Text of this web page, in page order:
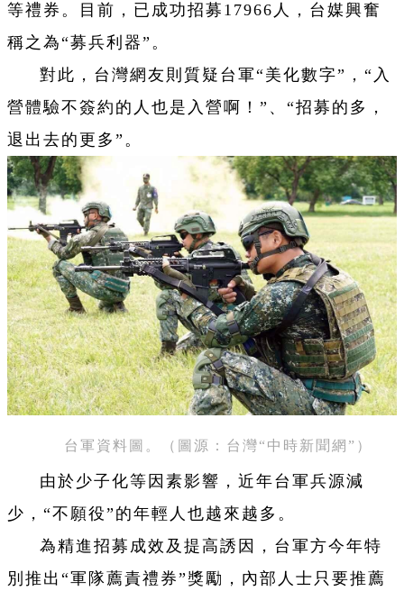
等禮券。目前，已成功招募17966人，台媒興奮
稱之為“募兵利器”。
對此，台灣網友則質疑台軍“美化數字”，“入
營體驗不簽約的人也是入營啊！”、“招募的多，
退出去的更多”。
台軍資料圖。（圖源：台灣“中時新聞網”）
由於少子化等因素影響，近年台軍兵源減
少，“不願役”的年輕人也越來越多。
為精進招募成效及提高誘因，台軍方今年特
別推出“軍隊薦責禮券”獎勵，內部人士只要推薦